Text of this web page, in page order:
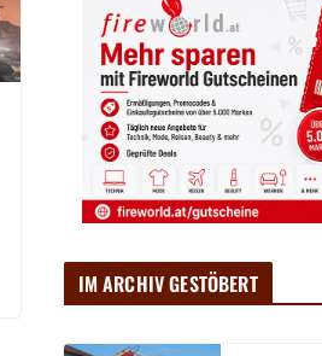
IM ARCHIV GESTÖBERT